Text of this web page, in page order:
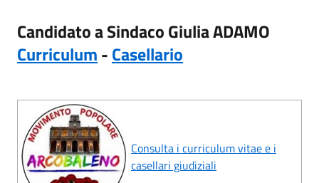
Candidato a Sindaco Giulia ADAMO
Curriculum-Casellario
Consulta i curriculum vitae e i
casellari giudiziali